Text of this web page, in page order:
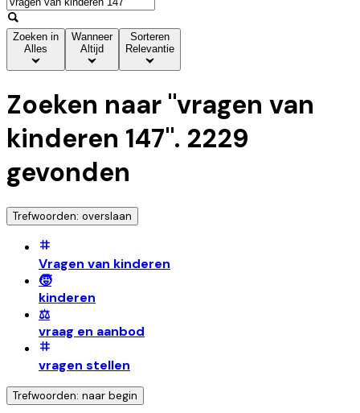
Zoeken in
Alles
Wanneer
Altijd
Sorteren
Relevantie
Zoeken naar "vragen van
kinderen 147". 2229
gevonden
Trefwoorden: overslaan
Vragen van kinderen
🧒
kinderen
⚖️
vraag en aanbod
vragen stellen
Trefwoorden: naar begin